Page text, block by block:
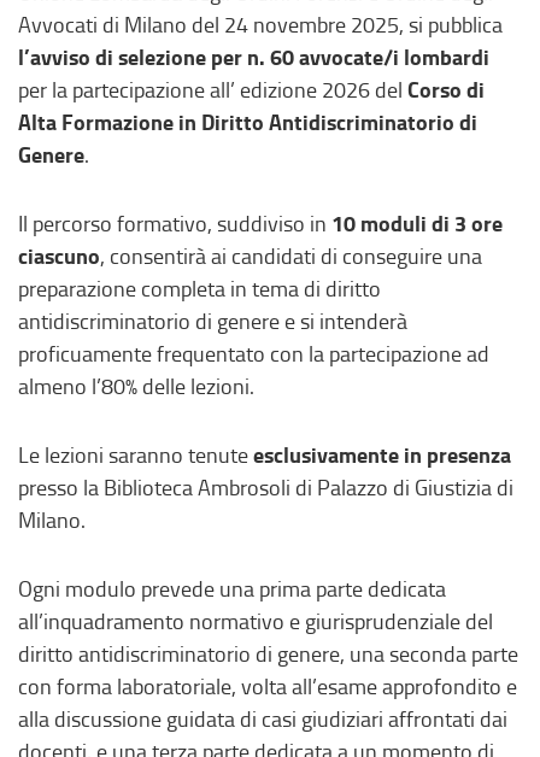
Avvocati di Milano del 24 novembre 2025, si pubblica
l’avviso di selezione per n. 60 avvocate/i lombardi
per la partecipazione all’ edizione 2026 del Corso di
Alta Formazione in Diritto Antidiscriminatorio di
Genere.
Il percorso formativo, suddiviso in 10 moduli di 3 ore
ciascuno, consentirà ai candidati di conseguire una
preparazione completa in tema di diritto
antidiscriminatorio di genere e si intenderà
proficuamente frequentato con la partecipazione ad
almeno l’80% delle lezioni.
Le lezioni saranno tenuteesclusivamente in presenza
presso la Biblioteca Ambrosoli di Palazzo di Giustizia di
Milano.
Ogni modulo prevede una prima parte dedicata
all’inquadramento normativo e giurisprudenziale del
diritto antidiscriminatorio di genere, una seconda parte
con forma laboratoriale, volta all’esame approfondito e
alla discussione guidata di casi giudiziari affrontati dai